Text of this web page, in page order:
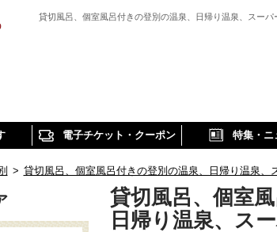
貸切風呂、個室風呂付きの登別の温泉、日帰り温泉、スーパ
電子チケット・クーポン 特集・ニ
> 貸切風呂、個室風呂付きの登別の温泉、日帰り温泉、
貸切風呂、個室
日帰り温泉、ス